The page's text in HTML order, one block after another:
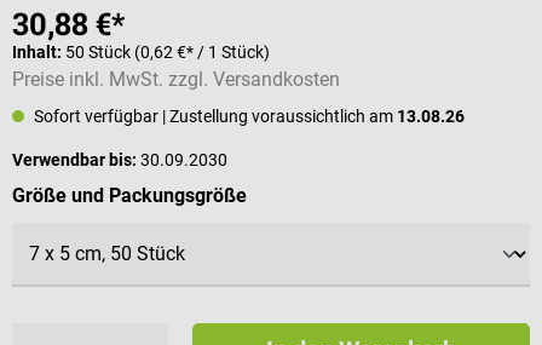
30,88 €*
Inhalt: 50 Stück (0,62 €* / 1 Stück)
Preise inkl. MwSt. zzgl. Versandkosten
Sofort verfügbar | Zustellung voraussichtlich am 13.08.26
Verwendbar bis: 30.09.2030
Größe und Packungsgrößeauswählen